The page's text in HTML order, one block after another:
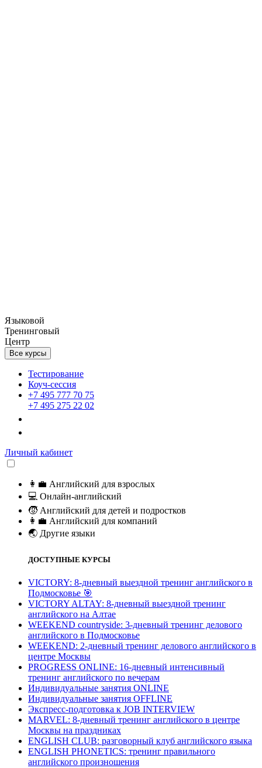
Языковой
Тренинговый
Центр
Все курсы
Тестирование
Коуч-сессия
+7 495 777 70 75
+7 495 275 22 02
Личный кабинет
👩‍💼 Английский для взрослых
💻 Онлайн-английский
🧒 Английский для детей и подростков
👩‍💼 Английский для компаний
🌏 Другие языки
ДОСТУПНЫЕ КУРСЫ
VICTORY: 8-дневный выездной тренинг английского в
Подмосковье 🎯
VICTORY ALTAY: 8-дневный выездной тренинг
английского на Алтае
WEEKEND countryside: 3-дневный тренинг делового
английского в Подмосковье
WEEKEND: 2-дневный тренинг делового английского в
центре Москвы
PROGRESS ONLINE: 16-дневный интенсивный
тренинг английского по вечерам
Индивидуальные занятия ONLINE
Индивидуальные занятия OFFLINE
Экспресс-подготовка к JOB INTERVIEW
МARVEL: 8-дневный тренинг английского в центре
Москвы на праздниках
ENGLISH CLUB: разговорный клуб английского языка
ENGLISH PHONETICS: тренинг правильного
английского произношения